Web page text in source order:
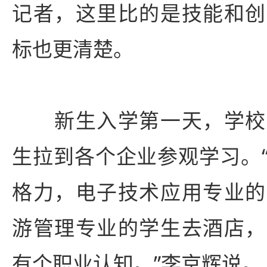
记者，这里比的是技能和
标也更清楚。
新生入学第一天，学校
生拉到各个企业参观学习
格力，电子技术应用专业
游管理专业的学生去酒店